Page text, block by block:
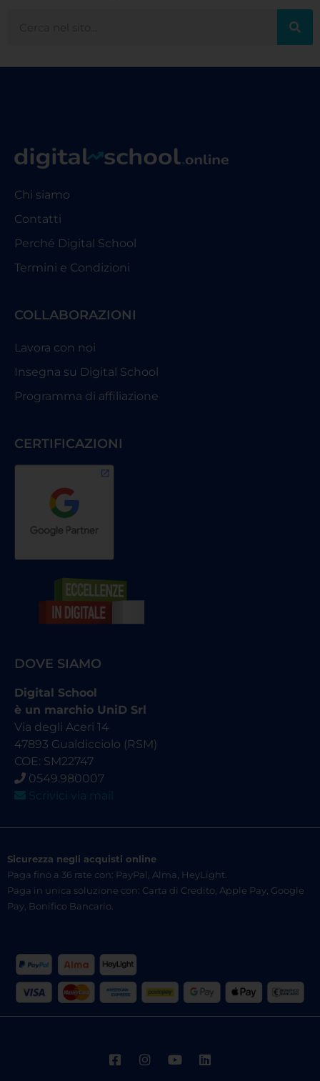
Chi siamo
Contatti
Perché Digital School
Termini e Condizioni
COLLABORAZIONI
Lavora con noi
Insegna su Digital School
Programma di affiliazione
CERTIFICAZIONI
DOVE SIAMO
Digital School
è un marchio UniD Srl
Via degli Aceri 14
47893 Gualdicciolo (RSM)
COE: SM22747
0549.980007
Scrivici via mail
Sicurezza negli acquisti online
Paga fino a 36 rate con: PayPal, Alma, HeyLight.
Paga in unica soluzione con: Carta di Credito, Apple Pay, Google
Pay, Bonifico Bancario.